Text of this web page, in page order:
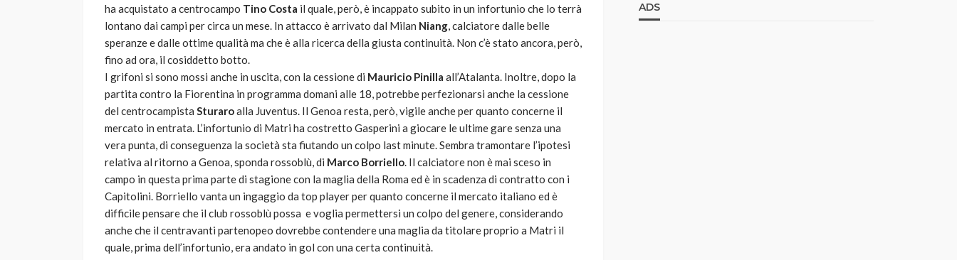
ha acquistato a centrocampo Tino Costa il quale, però, è incappato subito in un infortunio che lo terrà
lontano dai campi per circa un mese. In attacco è arrivato dal Milan Niang, calciatore dalle belle
speranze e dalle ottime qualità ma che è alla ricerca della giusta continuità. Non c’è stato ancora, però,
fino ad ora, il cosiddetto botto.
I grifoni si sono mossi anche in uscita, con la cessione di Mauricio Pinilla all’Atalanta. Inoltre, dopo la
partita contro la Fiorentina in programma domani alle 18, potrebbe perfezionarsi anche la cessione
del centrocampista Sturaroalla Juventus. Il Genoa resta, però, vigile anche per quanto concerne il
mercato in entrata. L’infortunio di Matri ha costretto Gasperini a giocare le ultime gare senza una
vera punta, di conseguenza la società sta fiutando un colpo last minute. Sembra tramontare l’ipotesi
relativa al ritorno a Genoa, sponda rossoblù, di Marco Borriello. Il calciatore non è mai sceso in
campo in questa prima parte di stagione con la maglia della Roma ed è in scadenza di contratto con i
Capitolini. Borriello vanta un ingaggio da top player per quanto concerne il mercato italiano ed è
difficile pensare che il club rossoblù possa e voglia permettersi un colpo del genere, considerando
anche che il centravanti partenopeo dovrebbe contendere una maglia da titolare proprio a Matri il
quale, prima dell’infortunio, era andato in gol con una certa continuità.
ADS